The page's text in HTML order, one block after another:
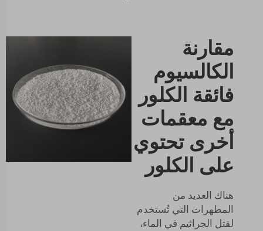
مقارنة
الكالسيوم
فائقة الكلور
مع معقمات
أخرى تحتوي
على الكلور
هناك العديد من
المطهرات التي تُستخدم
لقتل الجراثيم في الماء،